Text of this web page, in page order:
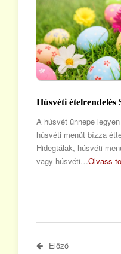
Húsvéti ételrendelés
A húsvét ünnepe
húsvéti menüt bízza
Hidegtálak, húsvéti
vagy húsvéti…Olvass
Előző